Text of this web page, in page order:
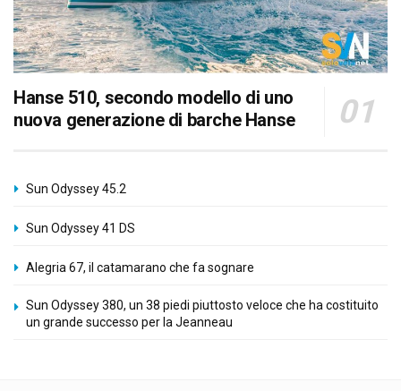
Hanse 510, secondo modello di uno
nuova generazione di barche Hanse
Sun Odyssey 45.2
Sun Odyssey 41 DS
Alegria 67, il catamarano che fa sognare
Sun Odyssey 380, un 38 piedi piuttosto veloce che ha costituito
un grande successo per la Jeanneau